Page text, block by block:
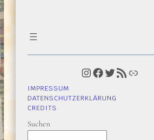
Instagram Facebook Twitter RSS-Feed Link
IMPRESSUM
DATENSCHUTZERKLÄRUNG
CREDITS
Suchen